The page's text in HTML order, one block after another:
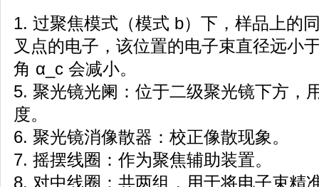
1. 过聚焦模式（模式 b）下，样品上的
叉点的电子，该位置的电子束直径远小
角 α_c 会减小。
5. 聚光镜光阑：位于二级聚光镜下方，
度。
6. 聚光镜消像散器：校正像散现象。
7. 摇摆线圈：作为聚焦辅助装置。
8. 对中线圈：共两组，用于将电子束精